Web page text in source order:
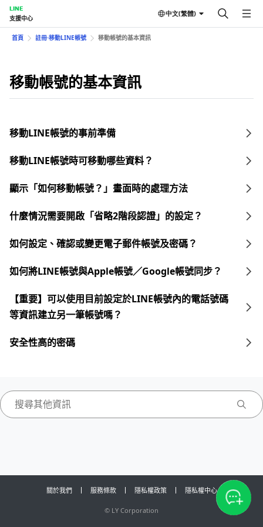
LINE
支援中心
中文(繁體)
首頁 註冊⋅移動LINE帳號 移動帳號的基本資訊
移動帳號的基本資訊
移動LINE帳號的事前準備
移動LINE帳號時可移動哪些資料？
顯示「如何移動帳號？」畫面時的處理方法
什麼情況需要開啟「省略2階段認證」的設定？
如何設定、確認或變更電子郵件帳號及密碼？
如何將LINE帳號與Apple帳號／Google帳號同步？
【重要】可以使用目前設定於LINE帳號內的電話號碼
等資訊建立另一筆帳號嗎？
安全性高的密碼
關於我們 服務條款 隱私權政策 隱私權中心
© LY Corporation